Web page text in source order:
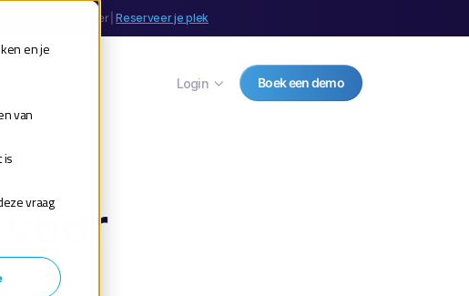
en je
van
is
vraag
10 september |Reserveer je plek
Login Boek een demo